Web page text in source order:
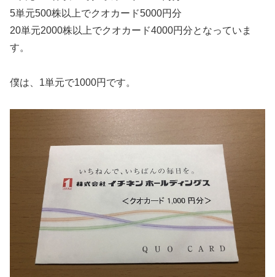
5単元500株以上でクオカード5000円分
20単元2000株以上でクオカード4000円分となっていま
す。
僕は、1単元で1000円です。